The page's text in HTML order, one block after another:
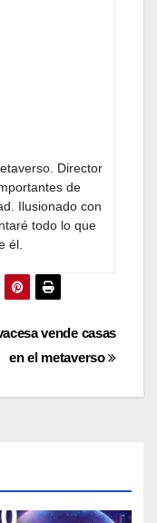
Director
de
Ilusionado con
todo lo que
él.
vende casas
en el metaverso